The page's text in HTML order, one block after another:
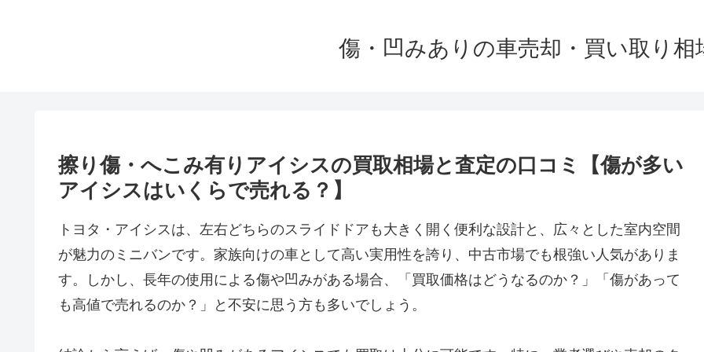
傷・凹みありの車売却・買い取り相
擦り傷・へこみ有りアイシスの買取相場と査定の口コミ【傷が多い
アイシスはいくらで売れる？】
トヨタ・アイシスは、左右どちらのスライドドアも大きく開く便利な設計と、広々とした室内空間
が魅力のミニバンです。家族向けの車として高い実用性を誇り、中古市場でも根強い人気がありま
す。しかし、長年の使用による傷や凹みがある場合、「買取価格はどうなるのか？」「傷があって
も高値で売れるのか？」と不安に思う方も多いでしょう。